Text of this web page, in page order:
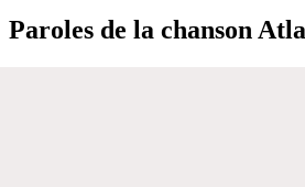
Paroles de la chanson